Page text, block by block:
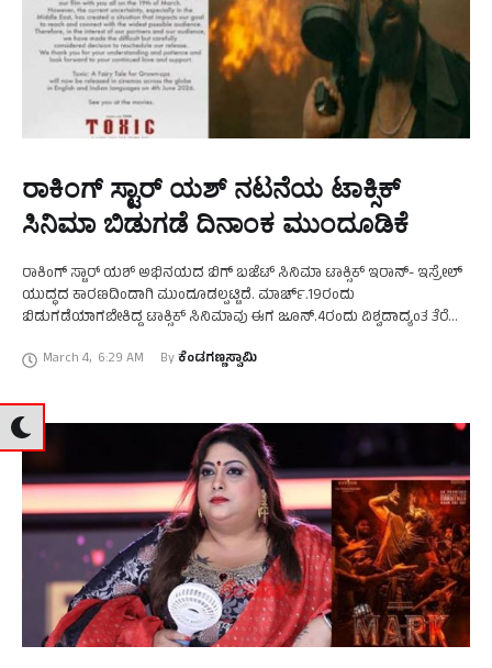
ರಾಕಿಂಗ್‌ ಸ್ಟಾರ್‌ ಯಶ್‌ ನಟನೆಯ ಟಾಕ್ಸಿಕ್‌
ಸಿನಿಮಾ ಬಿಡುಗಡೆ ದಿನಾಂಕ ಮುಂದೂಡಿಕೆ
ರಾಕಿಂಗ್‌ ಸ್ಟಾರ್‌ ಯಶ್‌ ಅಭಿನಯದ ಬಿಗ್‌ ಬಜೆಟ್‌ ಸಿನಿಮಾ ಟಾಕ್ಸಿಕ್‌ ಇರಾನ್-‌ ಇಸ್ರೇಲ್‌
ಯುದ್ಧದ ಕಾರಣದಿಂದಾಗಿ ಮುಂದೂಡಲ್ಪಟ್ಟಿದೆ. ಮಾರ್ಚ್.‌19ರಂದು
ಬಿಡುಗಡೆಯಾಗಬೇಕಿದ್ದ ಟಾಕ್ಸಿಕ್‌ ಸಿನಿಮಾವು ಈಗ ಜೂನ್.‌4ರಂದು ವಿಶ್ವದಾದ್ಯಂತ ತೆರೆ
ನಿರ್ಧಾರ ತೆಗೆದುಕೊಳ್ಳಲಾಗಿದೆ …
March 4, 6:29 AM By ಕೆಂಡಗಣ್ಣಸ್ವಾಮಿ